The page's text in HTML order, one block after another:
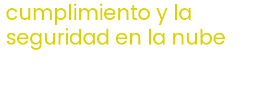
cumplimiento y la
seguridad en la nube